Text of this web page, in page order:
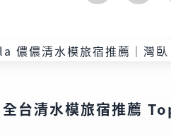
台清水模旅宿推薦